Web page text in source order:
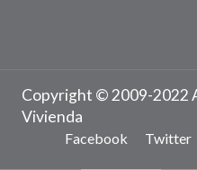
Copyright © 2009-2022
Vivienda
Facebook Twitter